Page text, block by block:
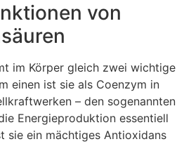
von
im Körper gleich zwei wichtige
einen ist sie als Coenzym in
– den sogenannten
Energieproduktion essentiell
sie ein mächtiges Antioxidans